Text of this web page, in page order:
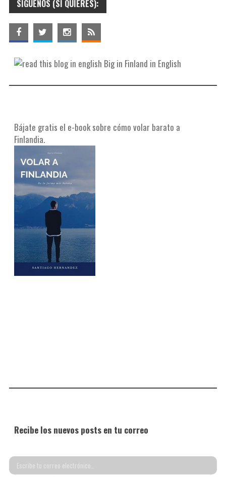
r
SÍGUENOS (SI QUIERES):
Big in Finland in English
Bájate gratis el e-book sobre cómo volar barato a
Finlandia.
Recibe los nuevos posts en tu correo
Escribe